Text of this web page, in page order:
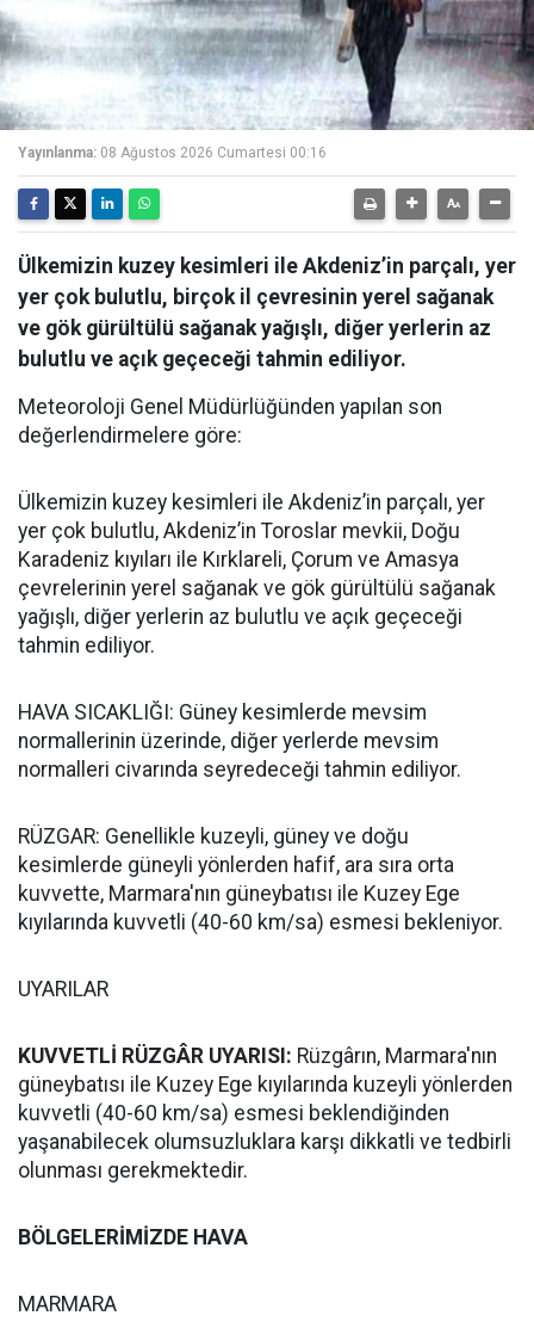
Yayınlanma: 08 Ağustos 2026 Cumartesi 00:16
Ülkemizin kuzey kesimleri ile Akdeniz’in parçalı, yer
yer çok bulutlu, birçok il çevresinin yerel sağanak
ve gök gürültülü sağanak yağışlı, diğer yerlerin az
bulutlu ve açık geçeceği tahmin ediliyor.
Meteoroloji Genel Müdürlüğünden yapılan son
değerlendirmelere göre:
Ülkemizin kuzey kesimleri ile Akdeniz’in parçalı, yer
yer çok bulutlu, Akdeniz’in Toroslar mevkii, Doğu
Karadeniz kıyıları ile Kırklareli, Çorum ve Amasya
çevrelerinin yerel sağanak ve gök gürültülü sağanak
yağışlı, diğer yerlerin az bulutlu ve açık geçeceği
tahmin ediliyor.
HAVA SICAKLIĞI: Güney kesimlerde mevsim
normallerinin üzerinde, diğer yerlerde mevsim
normalleri civarında seyredeceği tahmin ediliyor.
RÜZGAR: Genellikle kuzeyli, güney ve doğu
kesimlerde güneyli yönlerden hafif, ara sıra orta
kuvvette, Marmara'nın güneybatısı ile Kuzey Ege
kıyılarında kuvvetli (40-60 km/sa) esmesi bekleniyor.
UYARILAR
KUVVETLİ RÜZGÂR UYARISI: Rüzgârın, Marmara'nın
güneybatısı ile Kuzey Ege kıyılarında kuzeyli yönlerden
kuvvetli (40-60 km/sa) esmesi beklendiğinden
yaşanabilecek olumsuzluklara karşı dikkatli ve tedbirli
olunması gerekmektedir.
BÖLGELERİMİZDE HAVA
MARMARA